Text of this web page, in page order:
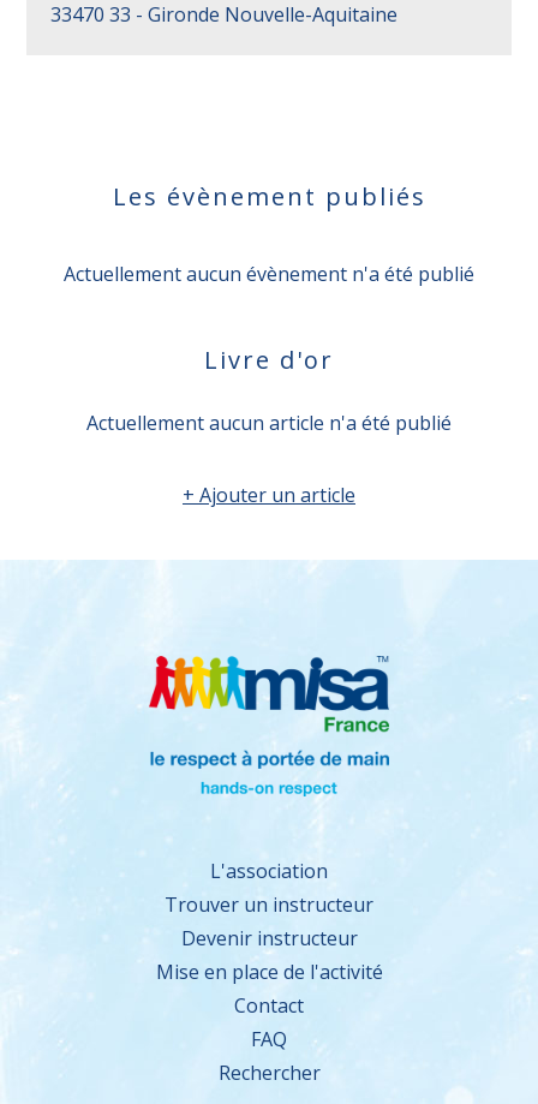
33470 33 - Gironde Nouvelle-Aquitaine
Les évènement publiés
Actuellement aucun évènement n'a été publié
Livre d'or
Actuellement aucun article n'a été publié
+ Ajouter un article
L'association
Trouver un instructeur
Devenir instructeur
Mise en place de l'activité
Contact
FAQ
Rechercher